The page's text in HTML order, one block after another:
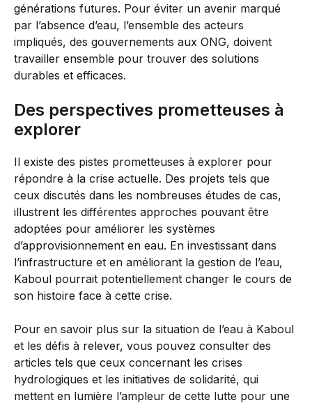
générations futures. Pour éviter un avenir marqué
par l’absence d’eau, l’ensemble des acteurs
impliqués, des gouvernements aux ONG, doivent
travailler ensemble pour trouver des solutions
durables et efficaces.
Des perspectives prometteuses à
explorer
Il existe des pistes prometteuses à explorer pour
répondre à la crise actuelle. Des projets tels que
ceux discutés dans les nombreuses études de cas,
illustrent les différentes approches pouvant être
adoptées pour améliorer les systèmes
d’approvisionnement en eau. En investissant dans
l’infrastructure et en améliorant la gestion de l’eau,
Kaboul pourrait potentiellement changer le cours de
son histoire face à cette crise.
Pour en savoir plus sur la situation de l’eau à Kaboul
et les défis à relever, vous pouvez consulter des
articles tels que ceux concernant les crises
hydrologiques et les initiatives de solidarité, qui
mettent en lumière l’ampleur de cette lutte pour une